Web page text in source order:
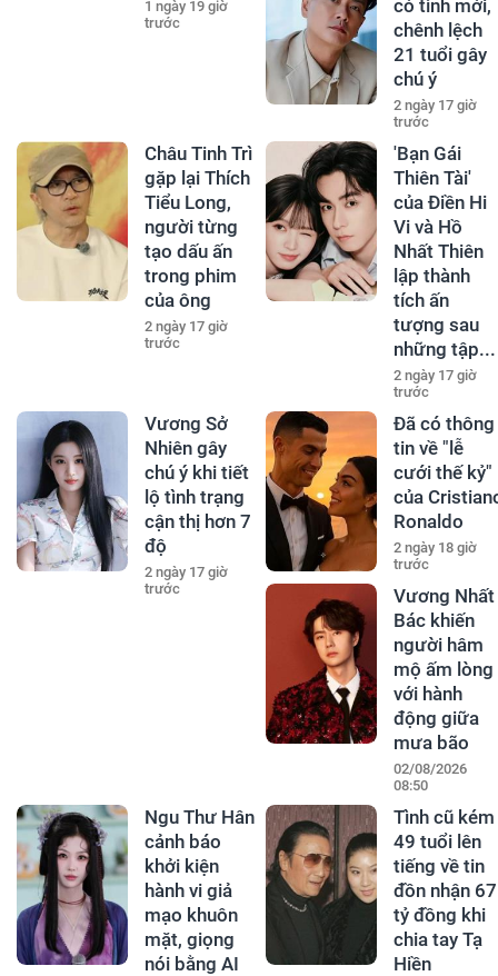
1 ngày 19 giờ
trước
có tình mới,
chênh lệch
21 tuổi gây
chú ý
2 ngày 17 giờ
trước
Châu Tinh Trì
gặp lại Thích
Tiểu Long,
người từng
tạo dấu ấn
trong phim
của ông
2 ngày 17 giờ
trước
'Bạn Gái
Thiên Tài'
của Điền Hi
Vi và Hồ
Nhất Thiên
lập thành
tích ấn
tượng sau
những tập...
2 ngày 17 giờ
trước
Vương Sở
Nhiên gây
chú ý khi tiết
lộ tình trạng
cận thị hơn 7
độ
2 ngày 17 giờ
trước
Đã có thông
tin về "lễ
cưới thế kỷ"
của
Ronaldo
2 ngày 18 giờ
trước
Vương Nhất
Bác khiến
người hâm
mộ ấm lòng
với hành
động giữa
mưa bão
02/08/2026
08:50
Ngu Thư Hân
cảnh báo
khởi kiện
hành vi giả
mạo khuôn
mặt, giọng
nói bằng AI
Tình cũ kém
49 tuổi lên
tiếng về tin
đồn nhận 67
tỷ đồng khi
chia tay Tạ
Hiền